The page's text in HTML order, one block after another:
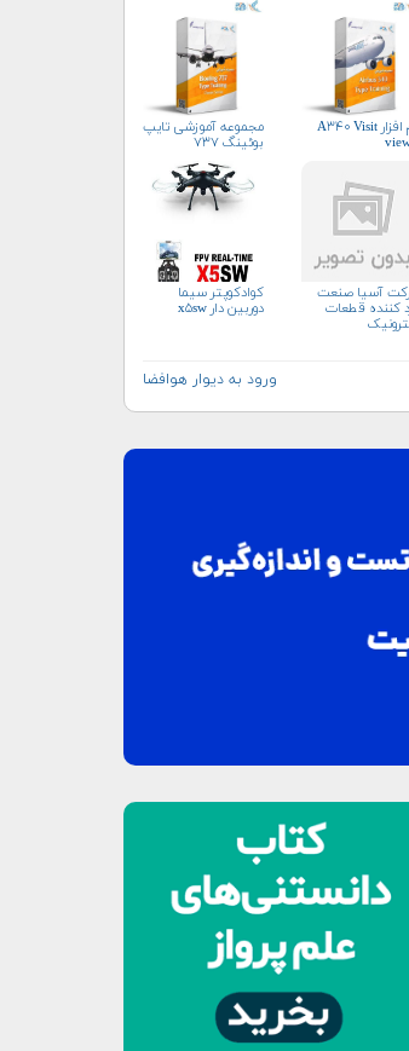
نرم افزار A۳۴۰ Visit
مجموعه آموزشی تایپ
بوئینگ ۷۳۷
آسیا صنعت
کننده قطعات
کوادکوپتر سیما
دوربین دار x۵sw
ورود به دیوار هوافضا